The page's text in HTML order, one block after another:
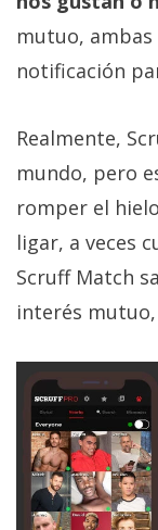
/
Aviso
Legal
El medio de
comunicación
digital donde
encontrarás
todas las
noticias sobre
tecnología,
móviles,
apps,
comparativas,
trucos y
tutoriales.
El Grupo
Informático
(CC) 2006-
2026.Algunos
mutuo,
notificación
Realmente,
mundo, pero
romper el
ligar, a veces
Scruff Match
interés